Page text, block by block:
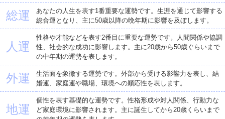
総運
あなたの人生を表す1番重要な運勢です。生涯を通じて影響する
総合運となり、主に50歳以降の晩年期に影響を及ぼします。
人運
性格や才能などを表す2番目に重要な運勢です。人間関係や協調
性、社会的な成功に影響します。主に20歳から50歳ぐらいまで
の中年期の運勢を表します。
外運
生活面を象徴する運勢です。外部から受ける影響力を表し、結
婚運、家庭運や職場、環境への順応性を表します。
地運
個性を表す基礎的な運勢です。性格形成や対人関係、行動力な
ど家庭環境に影響されます。主に誕生してから20歳くらいまで